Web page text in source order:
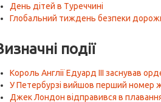
День дітей в Туреччині
Глобальний тиждень безпеки
події
Король Англії Едуард III заснував
У Петербурзі вийшов перший номер
Джек Лондон відправився в